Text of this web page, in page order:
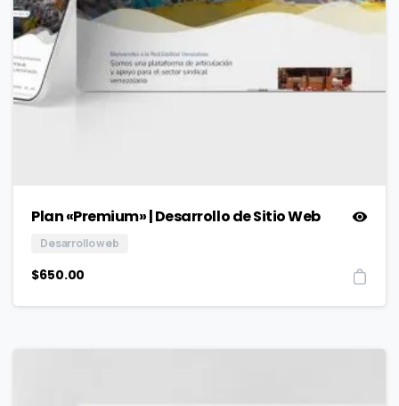
Plan «Premium» | Desarrollo de Sitio Web
Desarrollo web
$650.00